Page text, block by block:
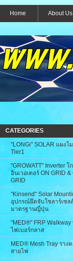
Home About Us
CATEGORIES
"LONGi" SOLAR แผงโ
Tier1
"GROWATT" Inverter โ
อินเวอเตอร์ ON GRID &
GRID
"Kinsend" Solar
อุปกรณ์ยึดจับโซลาร์เซล
มาตรฐานญี่ปุ่น
"MED®" FRP Walkway
ไฟเบอร์กลาส
MED® Mesh Tray ราง
สายไฟ